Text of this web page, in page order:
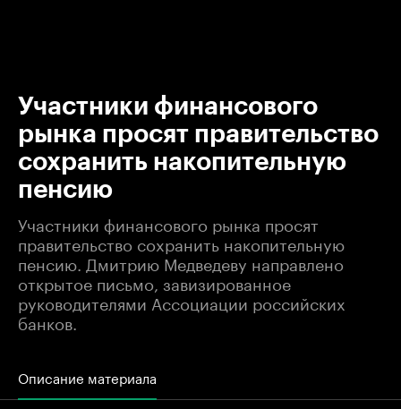
Участники финансового
рынка просят правительство
сохранить накопительную
пенсию
Участники финансового рынка просят
правительство сохранить накопительную
пенсию. Дмитрию Медведеву направлено
открытое письмо, завизированное
руководителями Ассоциации российских
банков.
Описание материала